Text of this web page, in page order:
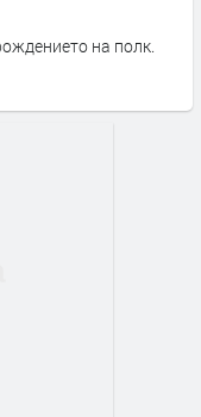
на полк.